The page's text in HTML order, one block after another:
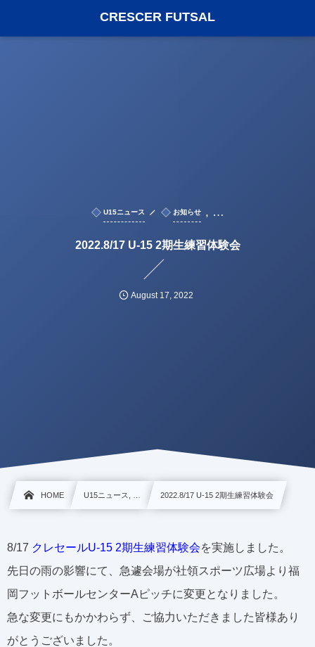
CRESCER FUTSAL
U15ニュース お知らせ , …
2022.8/17 U-15 2期生練習体験会
August 17, 2022
HOME U15ニュース, … 2022.8/17 U-15 2期生練習体験会
8/17 クレセールU-15 2期生練習体験会を実施しました。
先日の雨の影響にて、急遽会場が社領スポーツ広場より福
岡フットボールセンターAピッチに変更となりました。
急な変更にもかかわらず、ご協力いただきました皆様あり
がとうございました。